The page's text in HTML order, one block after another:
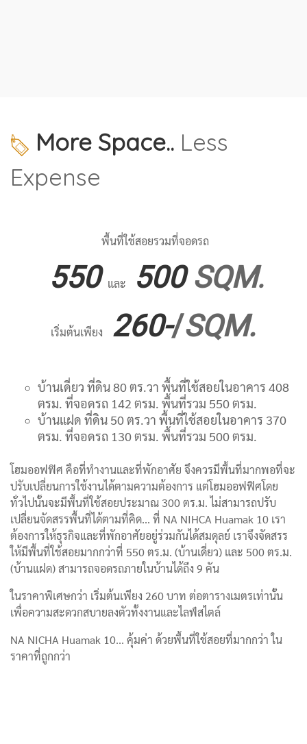
More Space.. Less
Expense
พื้นที่ใช้สอยรวมที่จอดรถ
550 และ 500SQM.
เริ่มต้นเพียง 260-/SQM.
บ้านเดี่ยว ที่ดิน 80 ตร.วา พื้นที่ใช้สอยในอาคาร 408
ตรม. ที่จอดรถ 142 ตรม. พื้นที่รวม 550 ตรม.
บ้านแฝด ที่ดิน 50 ตร.วา พื้นที่ใช้สอยในอาคาร 370
ตรม. ที่จอดรถ 130 ตรม. พื้นที่รวม 500 ตรม.
โฮมออฟฟิศ คือที่ทำงานและที่พักอาศัย จึงควรมีพื้นที่มากพอที่จะ
ปรับเปลี่ยนการใช้งานได้ตามความต้องการ แต่โฮมออฟฟิศโดย
ทั่วไปนั้นจะมีพื้นที่ใช้สอยประมาณ 300 ตร.ม. ไม่สามารถปรับ
เปลี่ยนจัดสรรพื้นที่ได้ตามที่คิด... ที่ NA NIHCA Huamak 10 เรา
ต้องการให้ธุรกิจและที่พักอาศัยอยู่ร่วมกันได้สมดุลย์ เราจึงจัดสรร
ให้มีพื้นที่ใช้สอยมากกว่าที่ 550 ตร.ม. (บ้านเดี่ยว) และ 500 ตร.ม.
(บ้านแฝด) สามารถจอดรถภายในบ้านได้ถึง 9 คัน
ในราคาพิเศษกว่า เริ่มต้นเพียง 260 บาท ต่อตารางเมตรเท่านั้น
เพื่อความสะดวกสบายลงตัวทั้งงานและไลฟ์สไตล์
NA NICHA Huamak 10... คุ้มค่า ด้วยพื้นที่ใช้สอยที่มากกว่า ใน
ราคาที่ถูกกว่า